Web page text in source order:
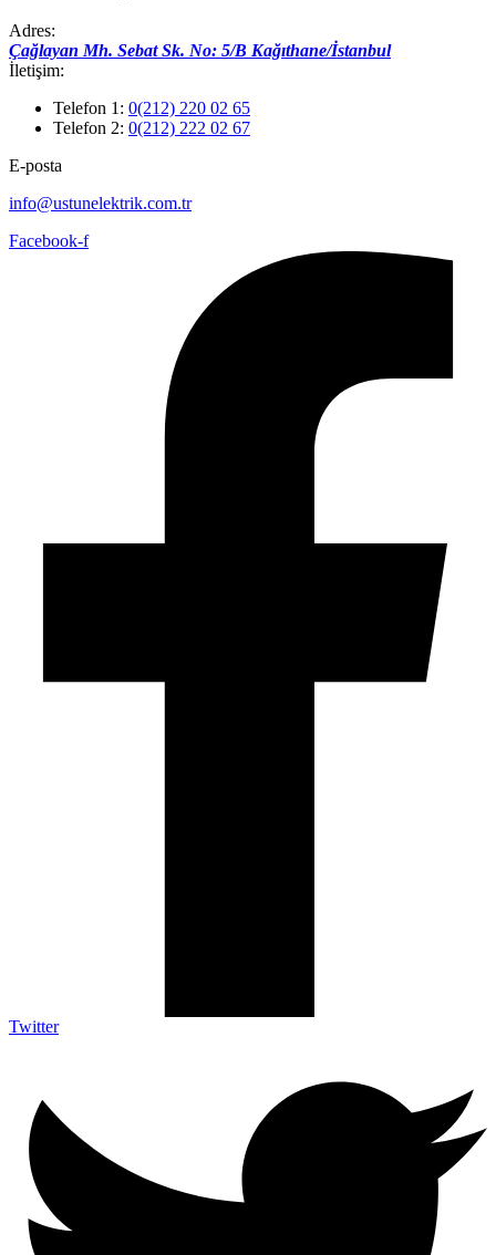
Adres:
Çağlayan Mh. Sebat Sk. No: 5/B Kağıthane/İstanbul
İletişim:
Telefon 1: 0(212) 220 02 65
Telefon 2: 0(212) 222 02 67
E-posta
info@ustunelektrik.com.tr
Facebook-f
Twitter